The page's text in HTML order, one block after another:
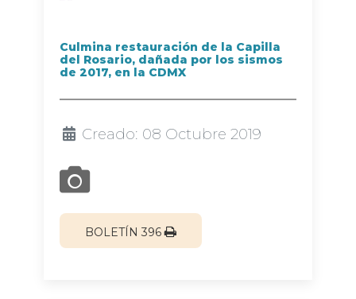
Culmina restauración de la Capilla
del Rosario, dañada por los sismos
de 2017, en la CDMX
Creado: 08 Octubre 2019
BOLETÍN 396